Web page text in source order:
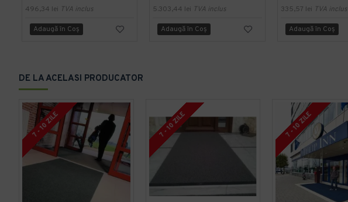
496,34 lei TVA inclus
Adaugă în Coş
5.303,44 lei TVA inclus
Adaugă în Coş
335,57 lei TVA inclus
Adaugă în Coş
DE LA ACELASI PRODUCATOR
7 - 10 ZILE 7 - 10 ZILE 7 - 10 ZILE